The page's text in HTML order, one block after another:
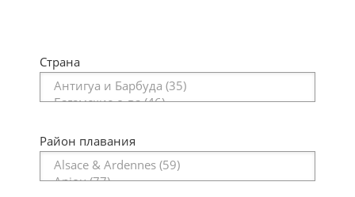
Страна
Район плавания